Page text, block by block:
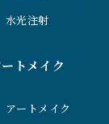
水光注射
トメイク
アートメイク